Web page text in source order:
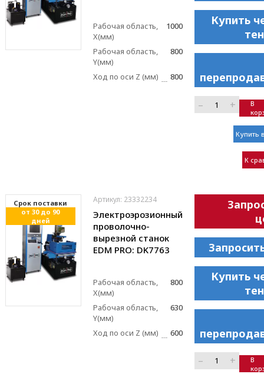
Рабочая область,
X(мм)
1000
Рабочая область,
Y(мм)
800
Ход по оси Z (мм) 800
Купить
– +
В
Купить
К
Cрок поставки
от 30 до 90
дней
Артикул: 23332234
Электроэрозионный
проволочно-
вырезной станок
EDM PRO: DK7763
Рабочая область,
X(мм)
800
Рабочая область,
Y(мм)
630
Ход по оси Z (мм) 600
Купить
– +
В